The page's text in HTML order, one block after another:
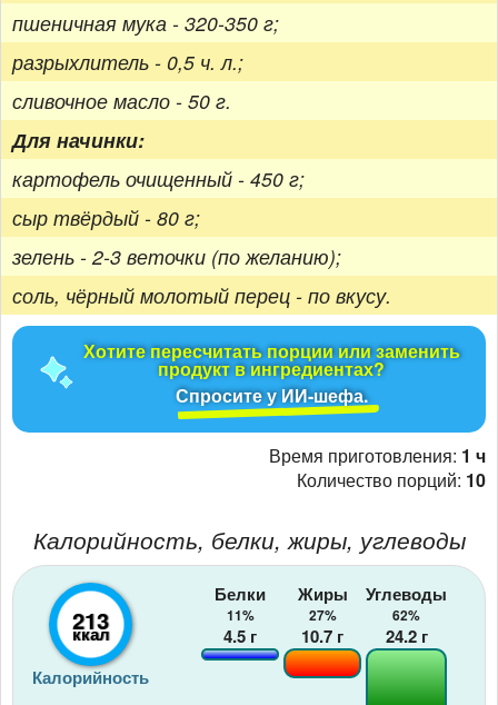
пшеничная мука - 320-350 г;
разрыхлитель - 0,5 ч. л.;
сливочное масло - 50 г.
Для начинки:
картофель очищенный - 450 г;
сыр твёрдый - 80 г;
зелень - 2-3 веточки (по желанию);
соль, чёрный молотый перец - по вкусу.
Хотите пересчитать порции или заменить
продукт в ингредиентах?
Спросите у ИИ-шефа.
Время приготовления: 1 ч
Количество порций: 10
Калорийность, белки, жиры, углеводы
213
ккал
Калорийность
Белки
11%
4.5 г
Жиры
27%
10.7 г
Углеводы
62%
24.2г